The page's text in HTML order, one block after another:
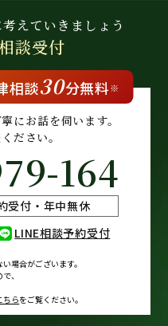
えていきましょう
談受付
相談30分無料※
にお話を伺います。
ださい。
164
受付・年中無休
LINE相談予約受付
場合がございます。
、
ちらをご覧ください。